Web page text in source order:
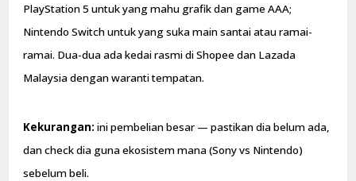
PlayStation 5 untuk yang mahu grafik dan game AAA;
Nintendo Switch untuk yang suka main santai atau ramai-
ramai. Dua-dua ada kedai rasmi di Shopee dan Lazada
Malaysia dengan waranti tempatan.
Kekurangan: ini pembelian besar — pastikan dia belum ada,
dan check dia guna ekosistem mana (Sony vs Nintendo)
sebelum beli.